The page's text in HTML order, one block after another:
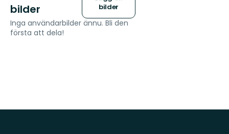
bilder
bilder
Inga användarbilder ännu. Bli den
första att dela!